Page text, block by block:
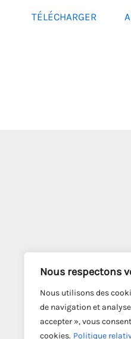
Nous respectons
Nous utilisons des
de navigation et
accepter », vous
cookies. Politique
TÉLÉCHARGER